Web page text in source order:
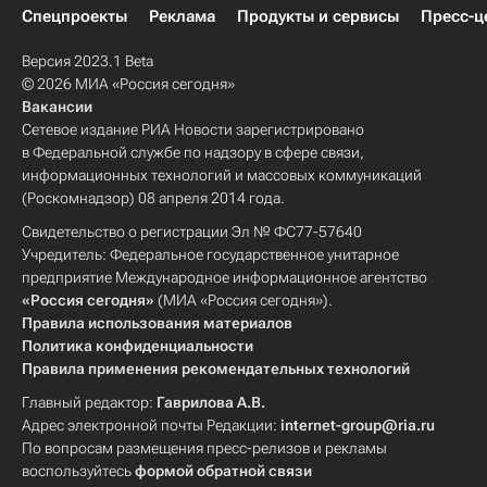
Спецпроекты
Реклама Продукты и сервисы Пресс-
Версия 2023.1 Beta
© 2026 МИА «Россия сегодня»
Вакансии
Сетевое издание РИА Новости зарегистрировано
в Федеральной службе по надзору в сфере связи,
информационных технологий и массовых коммуникаций
(Роскомнадзор) 08 апреля 2014 года.
Свидетельство о регистрации Эл № ФС77-57640
Учредитель: Федеральное государственное унитарное
предприятие Международное информационное агентство
«Россия сегодня» (МИА «Россия сегодня»).
Правила использования материалов
Политика конфиденциальности
Правила применения рекомендательных технологий
Главный редактор: Гаврилова А.В.
Адрес электронной почты Редакции: internet-group@ria.ru
По вопросам размещения пресс-релизов и рекламы
воспользуйтесьформой обратной связи